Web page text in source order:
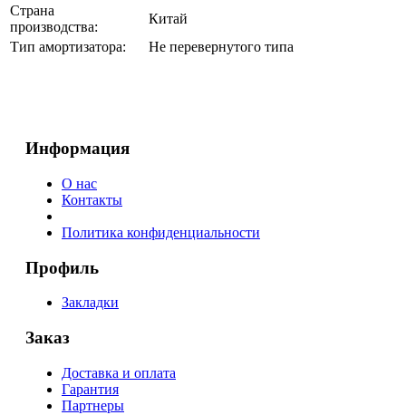
Страна
производства:
Китай
Тип амортизатора:
Не перевернутого типа
Информация
О нас
Контакты
Политика конфиденциальности
Профиль
Закладки
Заказ
Доставка и оплата
Гарантия
Партнеры